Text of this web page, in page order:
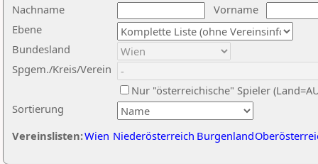
Nachname
Vorname
Ebene
Sortierung
Bundesland
Spgem./Kreis/Verein
Nur "österreichische" Spieler
Vereinslisten:Wien Niederösterreich Burgenland